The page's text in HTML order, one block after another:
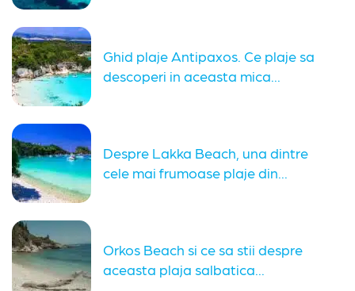
Ghid plaje Antipaxos. Ce plaje sa
descoperi in aceasta mica...
Despre Lakka Beach, una dintre
cele mai frumoase plaje din...
Orkos Beach si ce sa stii despre
aceasta plaja salbatica...